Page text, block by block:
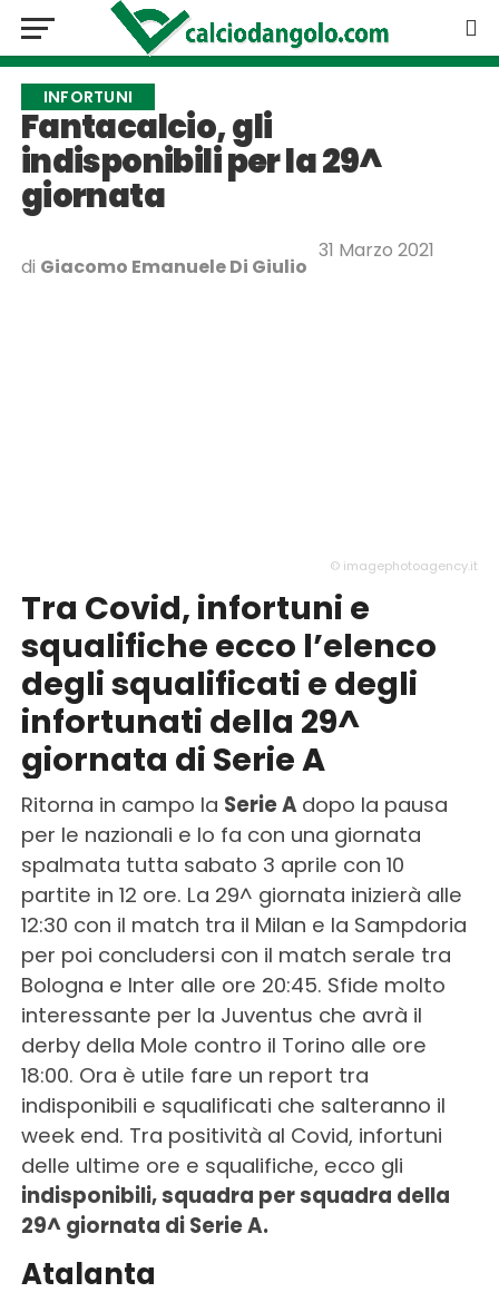
INFORTUNI
Fantacalcio, gli
indisponibili per la 29^
giornata
di Giacomo Emanuele Di Giulio
31 Marzo 2021
© imagephotoagency.it
Tra Covid, infortuni e
squalifiche ecco l’elenco
degli squalificati e degli
infortunati della 29^
giornata di Serie A
Ritorna in campo la Serie A dopo la pausa
per le nazionali e lo fa con una giornata
spalmata tutta sabato 3 aprile con 10
partite in 12 ore. La 29^ giornata inizierà alle
12:30 con il match tra il Milan e la Sampdoria
per poi concludersi con il match serale tra
Bologna e Inter alle ore 20:45. Sfide molto
interessante per la Juventus che avrà il
derby della Mole contro il Torino alle ore
18:00. Ora è utile fare un report tra
indisponibili e squalificati che salteranno il
week end. Tra positività al Covid, infortuni
delle ultime ore e squalifiche, ecco gli
indisponibili, squadra per squadra della
29^ giornata di Serie A.
Atalanta